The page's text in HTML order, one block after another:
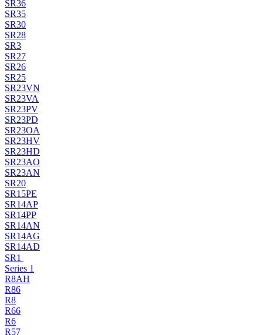
SR36
SR35
SR30
SR28
SR3
SR27
SR26
SR25
SR23VN
SR23VA
SR23PV
SR23PD
SR23OA
SR23HV
SR23HD
SR23AO
SR23AN
SR20
SR15PE
SR14AP
SR14PP
SR14AN
SR14AG
SR14AD
SR1
Series 1
R8AH
R86
R8
R66
R6
R57